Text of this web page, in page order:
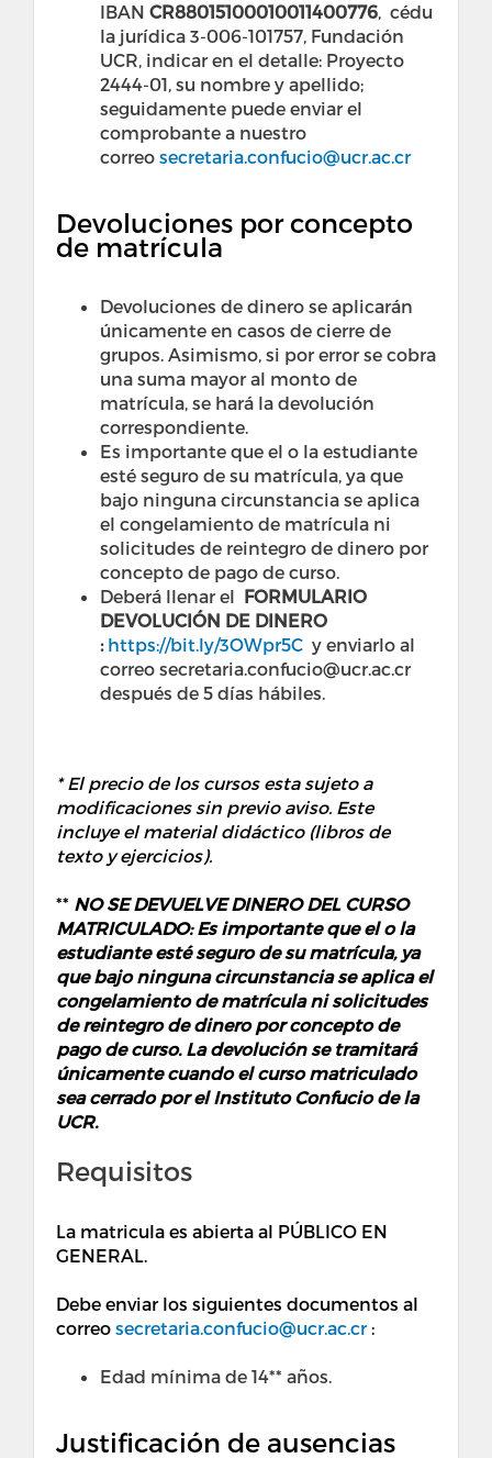
IBAN CR88015100010011400776, cédu
la jurídica 3-006-101757, Fundación
UCR, indicar en el detalle: Proyecto
2444-01, su nombre y apellido;
seguidamente puede enviar el
comprobante a nuestro
correo secretaria.confucio@ucr.ac.cr
Devoluciones por concepto
de matrícula
Devoluciones de dinero se aplicarán
únicamente en casos de cierre de
grupos. Asimismo, si por error se cobra
una suma mayor al monto de
matrícula, se hará la devolución
correspondiente.
Es importante que el o la estudiante
esté seguro de su matrícula, ya que
bajo ninguna circunstancia se aplica
el congelamiento de matrícula ni
solicitudes de reintegro de dinero por
concepto de pago de curso.
Deberá llenar el FORMULARIO
DEVOLUCIÓN DE DINERO
: https://bit.ly/3OWpr5C y enviarlo al
correo secretaria.confucio@ucr.ac.cr
después de 5 días hábiles.
* El precio de los cursos esta sujeto a
modificaciones sin previo aviso. Este
incluye el material didáctico (libros de
texto y ejercicios).
** NO SE DEVUELVE DINERO DEL CURSO
MATRICULADO: Es importante que el o la
estudiante esté seguro de su matrícula, ya
que bajo ninguna circunstancia se aplica el
congelamiento de matrícula ni solicitudes
de reintegro de dinero por concepto de
pago de curso. La devolución se tramitará
únicamente cuando el curso matriculado
sea cerrado por el Instituto Confucio de la
UCR.
Requisitos
La matricula es abierta al PÚBLICO EN
GENERAL.
Debe enviar los siguientes documentos al
correo secretaria.confucio@ucr.ac.cr:
Edad mínima de 14** años.
Justificación de ausencias